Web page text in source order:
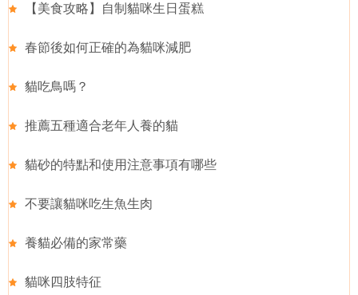
【美食攻略】自制貓咪生日蛋糕
春節後如何正確的為貓咪減肥
貓吃鳥嗎？
推薦五種適合老年人養的貓
貓砂的特點和使用注意事項有哪些
不要讓貓咪吃生魚生肉
養貓必備的家常藥
貓咪四肢特征